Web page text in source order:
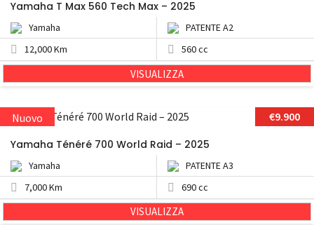
Yamaha T Max 560 Tech Max – 2025
Yamaha
PATENTE A2
12,000 Km
560 cc
VISUALIZZA
€9.900
Nuovo
Yamaha Ténéré 700 World Raid – 2025
Yamaha
PATENTE A3
7,000 Km
690 cc
VISUALIZZA